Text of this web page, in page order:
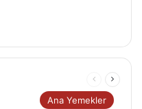
Önceki
sayfa
Ana Yemekler